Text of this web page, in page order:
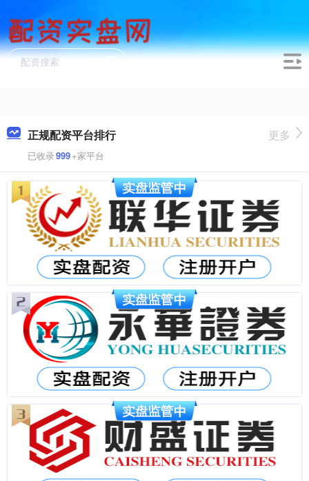
正规配资平台排行
已收录999+家平台
更多